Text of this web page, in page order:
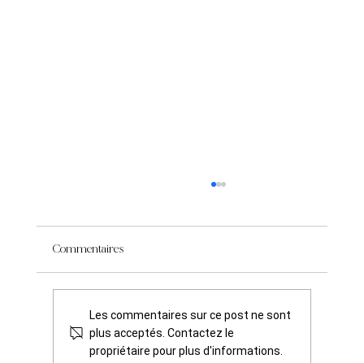
Commentaires
Les commentaires sur ce post ne sont
plus acceptés. Contactez le
propriétaire pour plus d'informations.